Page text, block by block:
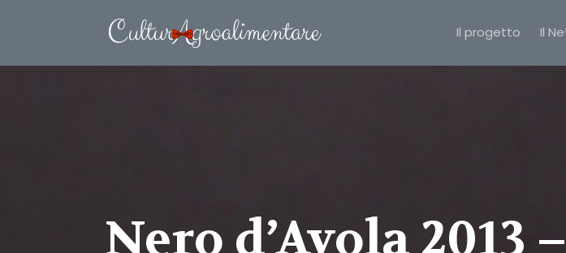
Il progetto Il
Nero d’Avola 2013